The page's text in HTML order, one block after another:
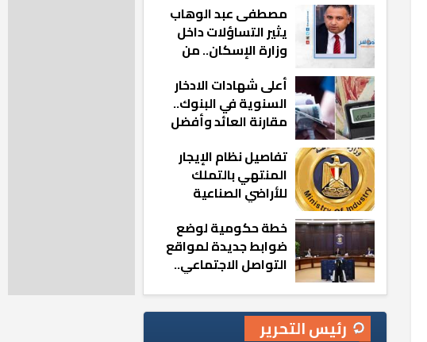
مصطفى عبد الوهاب
يثير التساؤلات داخل
وزارة الإسكان.. من
المناصب؟
أعلى شهادات الادخار
السنوية في البنوك..
مقارنة العائد وأفضل
تفاصيل نظام الإيجار
المنتهي بالتملك
للأراضي الصناعية
خطة حكومية لوضع
ضوابط جديدة لمواقع
التواصل الاجتماعي..
رئيس التحرير